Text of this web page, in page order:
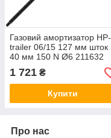
Газовий амортизатор HP-
trailer 06/15 127 мм шток
40 мм 150 N Ø6 211632
1 721 ₴
Купити
Про нас